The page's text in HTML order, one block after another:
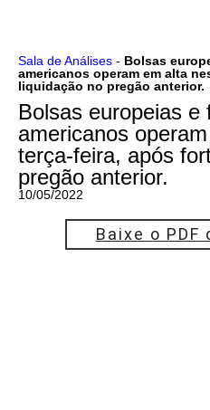
Ir
para
o
conteúdo
Sala de Análises - Bolsas
americanos operam em alta
liquidação no pregão anterior.
Bolsas europeias
americanos
terça-feira, após
pregão anterior.
10/05/2022
Baixe o PDF